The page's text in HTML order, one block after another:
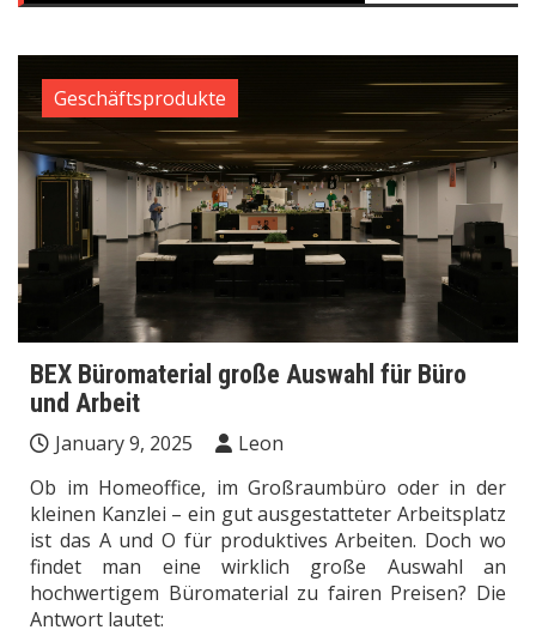
Geschäftsprodukte
BEX Büromaterial große Auswahl für Büro
und Arbeit
January 9, 2025
Leon
Ob im Homeoffice, im Großraumbüro oder in der
kleinen Kanzlei – ein gut ausgestatteter Arbeitsplatz
ist das A und O für produktives Arbeiten. Doch wo
findet man eine wirklich große Auswahl an
hochwertigem Büromaterial zu fairen Preisen? Die
Antwort lautet: